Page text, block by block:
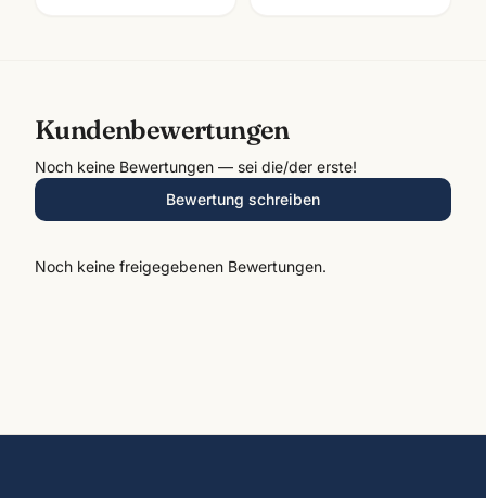
Kundenbewertungen
Noch keine Bewertungen — sei die/der erste!
Bewertung schreiben
Noch keine freigegebenen Bewertungen.